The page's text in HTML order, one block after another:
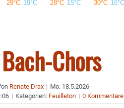
Chors
Renate Drax | Mo. 18.5.2026 -
| Kategorien: Feuilleton | 0 Kommentare